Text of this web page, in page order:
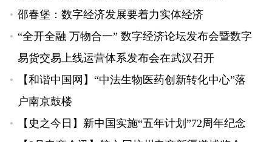
邵春堡：数字经济发展要着力实体经济
“全开全融 万物合一” 数字经济论坛发布会暨数字
易货交易上线运营体系发布会在武汉召开
【和谐中国网】“中法生物医药创新转化中心”落
户南京鼓楼
【史之今日】新中国实施“五年计划”72周年纪念